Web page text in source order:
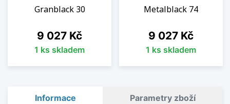
Granblack 30
Cena
9 027 Kč
1 ks skladem
Metalblack 74
Cena
9 027 Kč
1 ks skladem
Informace Parametry zboží